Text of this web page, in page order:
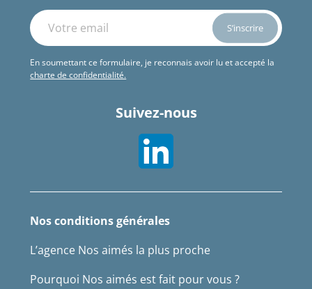
En soumettant ce formulaire, je reconnais avoir lu et accepté la
charte de confidentialité.
Suivez-nous
Nos conditions générales
L’agence Nos aimés la plus proche
Pourquoi Nos aimés est fait pour vous ?